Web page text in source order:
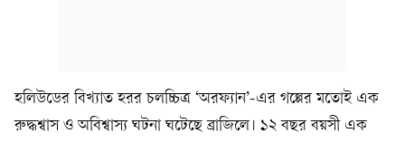
হলিউডের বিখ্যাত হরর চলচ্চিত্র ‘অরফ্যান’-এর গল্পের মতোই এক
রুদ্ধশ্বাস ও অবিশ্বাস্য ঘটনা ঘটেছে ব্রাজিলে। ১২ বছর বয়সী এক